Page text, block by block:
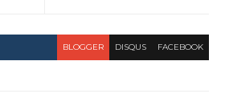
BLOGGER DISQUS FACEBOOK